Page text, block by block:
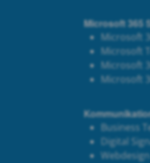
Microsoft 365
Microsoft
Microsoft
Microsoft
Microsoft
Business
Digital